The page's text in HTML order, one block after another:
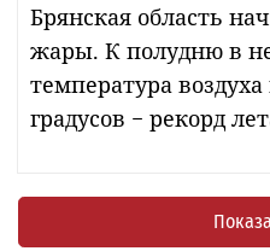
Брянская область
жары. К полудню в
температура
градусов − рекорд